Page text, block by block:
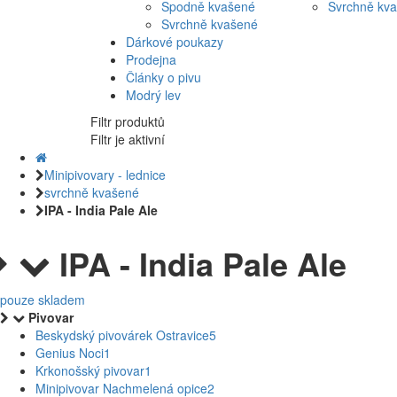
Spodně kvašené
Svrchně kvašené
Svrchně
Dárkové poukazy
Prodejna
Články o pivu
Modrý lev
Filtr produktů
Filtr je aktivní
Minipivovary - lednice
svrchně kvašené
IPA - India Pale Ale
IPA - India Pale Ale
pouze skladem
Pivovar
Beskydský pivovárek Ostravice5
Genius Noci1
Krkonošský pivovar1
Minipivovar Nachmelená opice2